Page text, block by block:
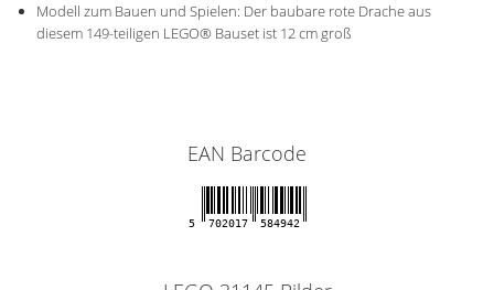
Modell zum Bauen und Spielen: Der baubare rote Drache aus
diesem 149-teiligen LEGO® Bauset ist 12 cm groß
EAN Barcode
5 702017 584942